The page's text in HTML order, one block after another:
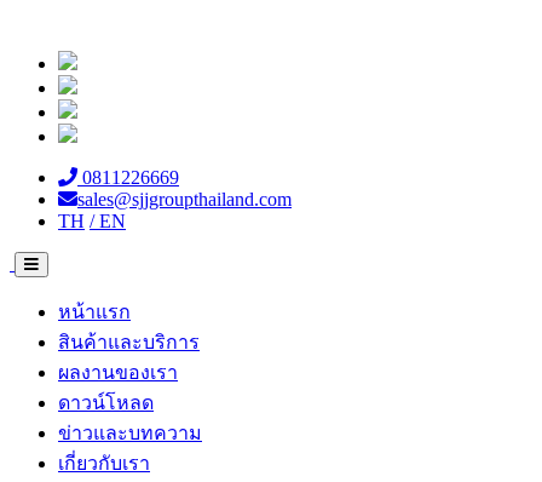
0811226669
sales@sjjgroupthailand.com
TH / EN
หน้าแรก
สินค้าและบริการ
ผลงานของเรา
ดาวน์โหลด
ข่าวและบทความ
เกี่ยวกับเรา